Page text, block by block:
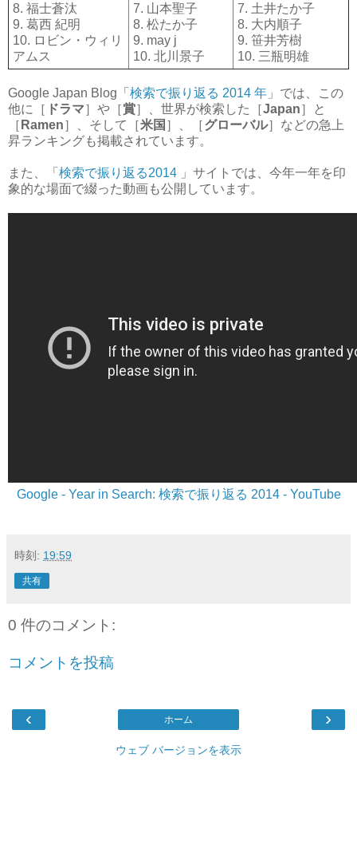
8. 福士蒼汰
9. 葛西 紀明
10. ロビン・ウィリ
アムス
7. 山本聖子
8. 松たか子
9. may j
10. 北川景子
7. 土井たか子
8. 大内順子
9. 笹井芳樹
10. 三瓶明雄
Google Japan Blog「 検索で振り返る 2014 年 」では、この
他に［ ドラマ］や［賞］、世界が検索した［Japan］と
［ Ramen］、そして［米国 ］、［グローバル］などの急上
昇ランキングも掲載されています。
また、「 検索で振り返る2014 」サイトでは、今年一年を印
象的な場面で綴った動画も公開しています。
Google - Year in Search: 検索で振り返る 2014 - YouTube
時刻: 19:59
共有
0 件のコメント:
コメントを投稿
‹ ›
ホーム
ウェブ バージョンを表示